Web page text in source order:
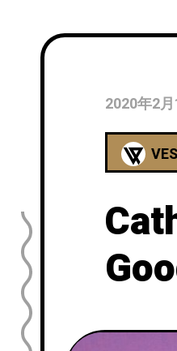
2020年2